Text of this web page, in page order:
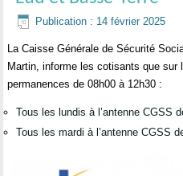
Publication : 14 février 2025
La Caisse Générale de Sécurité
Martin, informe les cotisants que sur
permanences de 08h00 à 12h30 :
Tous les lundis à l’antenne CGSS
Tous les mardi à l’antenne CGSS